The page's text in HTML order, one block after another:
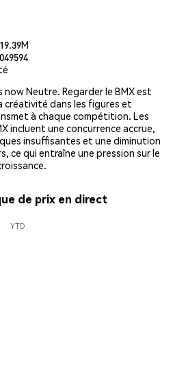
Neutre. Regarder le BMX est
créativité dans les figures et
à chaque compétition. Les
incluent une concurrence accrue,
insuffisantes et une diminution
ce qui entraîne une pression sur le
de prix en direct
YTD